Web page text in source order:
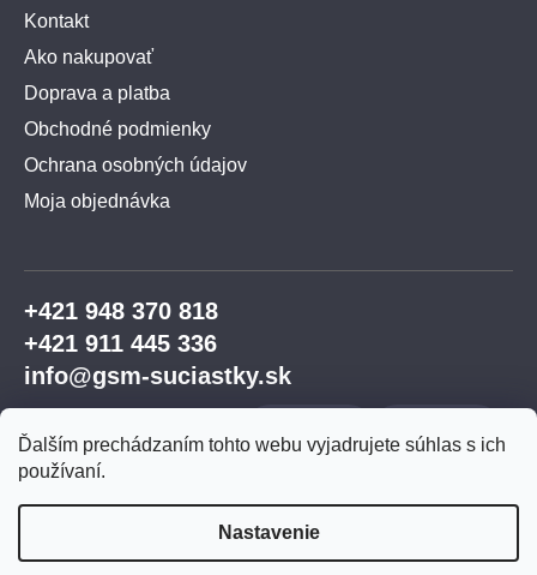
Ďalším prechádzaním tohto webu vyjadrujete súhlas s ich
používaní.
Nastavenie
Kontakt
Ako nakupovať
Doprava a platba
Obchodné podmienky
Ochrana osobných údajov
Moja objednávka
+421 948 370 818
+421 911 445 336
info@gsm-suciastky.sk